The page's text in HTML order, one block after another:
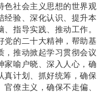
色社会主义思想的世界观
经验、深化认识、提升本
指导实践、推动工作。
党的二十大精神，帮助基
，推动掀起学习贯彻会议
家喻户晓、深入人心，确
真计划、抓好统筹，确保
僚主义，确保不走偏、